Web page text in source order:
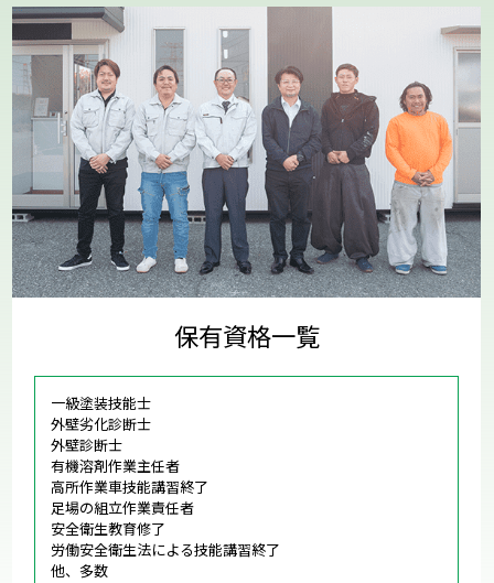
保有資格一覧
一級塗装技能士
外壁劣化診断士
外壁診断士
有機溶剤作業主任者
高所作業車技能講習終了
足場の組立作業責任者
安全衛生教育修了
労働安全衛生法による技能講習終了
他、多数